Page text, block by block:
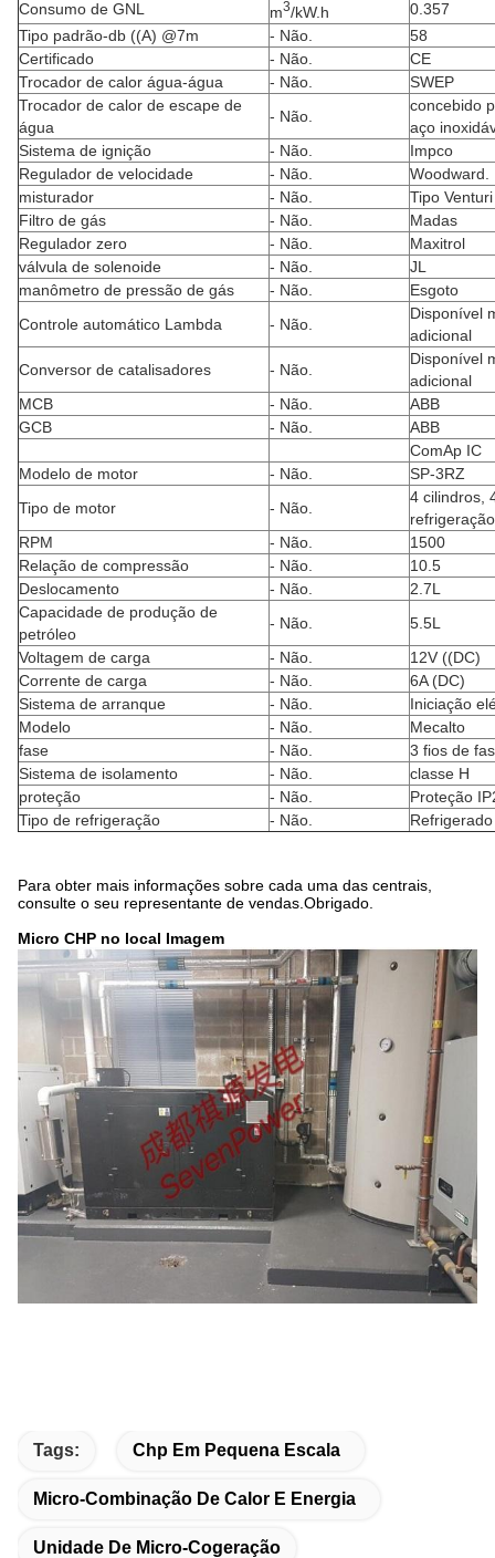
Consumo de GNL m3/kW.h
0.357
Tipo padrão-db ((A) @7m
- Não.
58
Certificado
- Não.
CE
Trocador de calor água-água
- Não.
SWEP
Trocador de calor de escape de
água
- Não.
concebido
aço
Sistema de ignição
- Não.
Impco
Regulador de velocidade
- Não.
Woodward.
misturador
- Não.
Tipo Venturi
Filtro de gás
- Não.
Madas
Regulador zero
- Não.
Maxitrol
válvula de solenoide
- Não.
JL
manômetro de pressão de gás
- Não.
Esgoto
Controle automático Lambda
- Não.
Disponível
adicional
Conversor de catalisadores
- Não.
Disponível
adicional
MCB
- Não.
ABB
GCB
- Não.
ABB
ComAp IC
Modelo de motor
- Não.
SP-3RZ
Tipo de motor
- Não.
4 cilindros,
RPM
- Não.
1500
Relação de compressão
- Não.
10.5
Deslocamento
- Não.
2.7L
Capacidade de produção de
petróleo
- Não.
5.5L
Voltagem de carga
- Não.
12V ((DC)
Corrente de carga
- Não.
6A (DC)
Sistema de arranque
- Não.
Iniciação
Modelo
- Não.
Mecalto
fase
- Não.
3 fios de
Sistema de isolamento
- Não.
classe H
proteção
- Não.
Proteção
Tipo de refrigeração
- Não.
Para obter mais informações sobre cada uma das centrais,
consulte o seu representante de vendas.Obrigado.
Micro CHP no local Imagem
Tags: Chp Em Pequena Escala
Micro-Combinação De Calor E Energia
Unidade De Micro-Cogeração